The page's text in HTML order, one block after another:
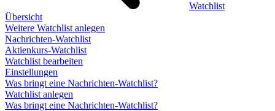
Watchlist
Übersicht
Weitere Watchlist anlegen
Nachrichten-Watchlist
Aktienkurs-Watchlist
Watchlist bearbeiten
Einstellungen
Was bringt eine Nachrichten-Watchlist?
Watchlist anlegen
Was bringt eine Nachrichten-Watchlist?